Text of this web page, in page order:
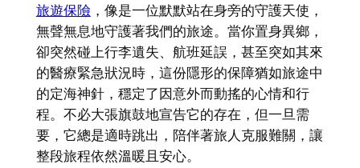
旅遊保險，像是一位默默站在身旁的守護天使，
無聲無息地守護著我們的旅途。當你置身異鄉，
卻突然碰上行李遺失、航班延誤，甚至突如其來
的醫療緊急狀況時，這份隱形的保障猶如旅途中
的定海神針，穩定了因意外而動搖的心情和行
程。不必大張旗鼓地宣告它的存在，但一旦需
要，它總是適時跳出，陪伴著旅人克服難關，讓
整段旅程依然溫暖且安心。